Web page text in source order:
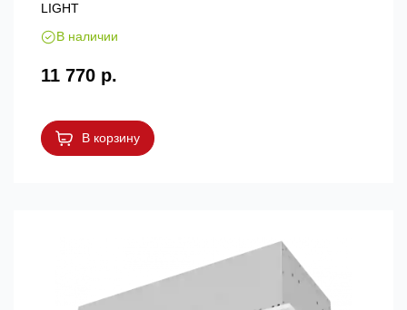
LIGHT
В наличии
11 770 р.
В корзину